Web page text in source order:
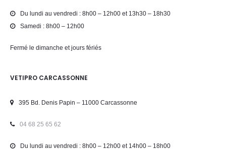
Du lundi au vendredi : 8h00 – 12h00 et 13h30 – 18h30
Samedi : 8h00 – 12h00
Fermé le dimanche et jours fériés
VETIPRO CARCASSONNE
395 Bd. Denis Papin – 11000 Carcassonne
04 68 25 65 62
Du lundi au vendredi : 8h00 – 12h00 et 14h00 – 18h00